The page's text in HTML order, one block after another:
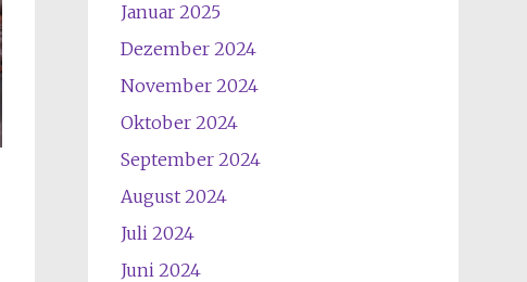
Januar 2025
Dezember 2024
November 2024
Oktober 2024
September 2024
August 2024
Juli 2024
Juni 2024